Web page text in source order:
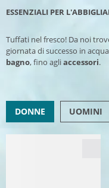
ESSENZIALI PER
Tuffati nel fresco! Da noi
giornata di successo in
bagno, fino agliaccessori.
DONNE UOMINI